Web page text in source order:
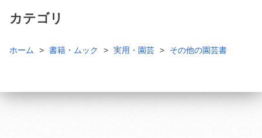
カテゴリ
ホーム 書籍・ムック 実用・園芸 その他の園芸書